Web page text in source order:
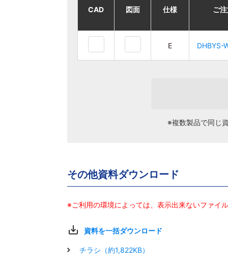
CAD 図面 仕様 ご注文品番
DHBYS-W3W4
CAD 図面 仕様 ご
E DHBYS-
CAD 図面 仕様 ご注文品番
DHBYS-W3W4
CAD 図面 仕様 ご
E DHBYS-
※複数製品で同じ
その他資料ダウンロード
※ご利用の環境によっては、表示出来ないファイ
資料を一括ダウンロード
チラシ（約1,822KB）